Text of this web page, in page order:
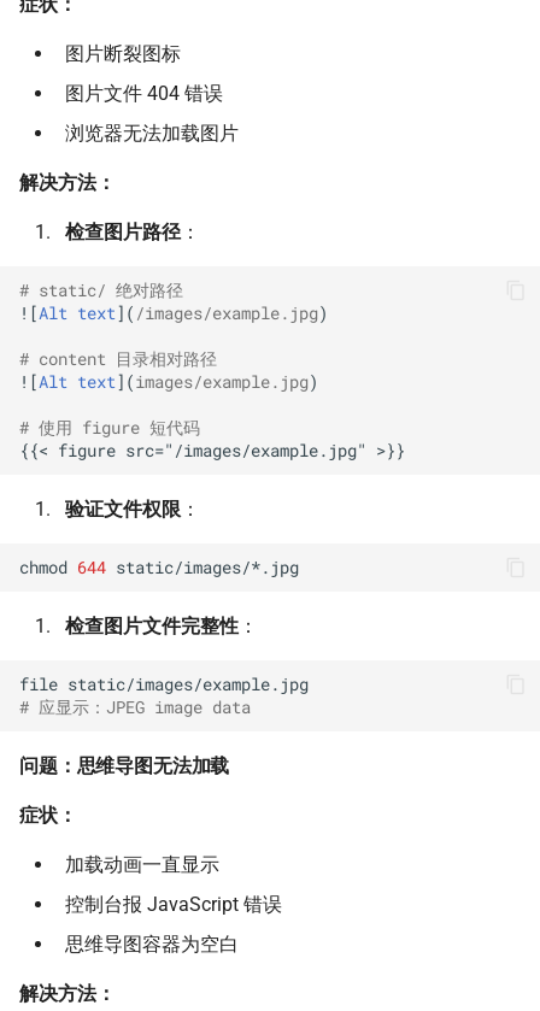
图片断裂图标
图片文件 404 错误
浏览器无法加载图片
解决方法：
检查图片路径：
# static/ 绝对路径
![Alt text]( /images/example.jpg)
# content 目录相对路径
![Alt text](images/example.jpg)
# 使用 figure 短代码
验证文件权限 ：
chmod 644
检查图片文件完整性 ：
file
# 应显示：JPEG image data
问题：思维导图无法加载
症状：
加载动画一直显示
控制台报 JavaScript 错误
思维导图容器为空白
解决方法：